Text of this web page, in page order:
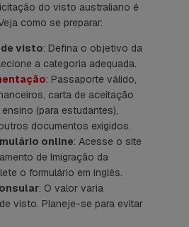
do visto australiano é
como se preparar:
visto: Defina o objetivo da
a categoria adequada.
: Passaporte válido,
carta de aceitação
(para estudantes),
documentos exigidos.
online: Acesse o site
de Imigração da
o formulário em inglês.
: O valor varia
visto. Planeje-se para evitar